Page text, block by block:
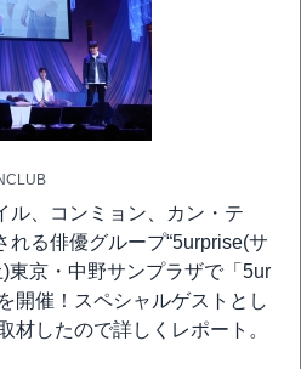
ル、コンミョン、カン・テ
れる俳優グループ“5urprise(サ
東京・中野サンプラザで「5ur
開催！スペシャルゲストとし
材したので詳しくレポート。